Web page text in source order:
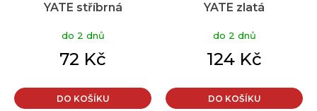
YATE stříbrná
do 2 dnů
72 Kč
DO KOŠÍKU
YATE zlatá
do 2 dnů
124 Kč
DO KOŠÍKU